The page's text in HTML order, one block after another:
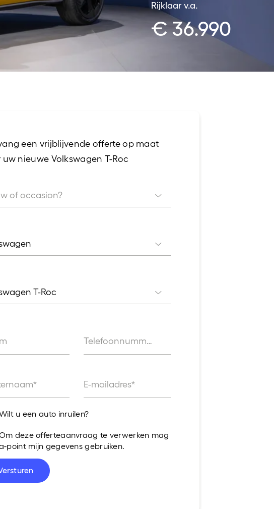
CUPRA
Bedrijfswagens
Rijklaarv.a.
€ 36.990
een vrijblijvende offerte op maat
uw nieuwe Volkswagen T-Roc
of occasion?
of occasion?
T-Roc
E-mailadres*
u een auto inruilen?
deze offerteaanvraag te verwerken mag
point mijn gegevens gebruiken.